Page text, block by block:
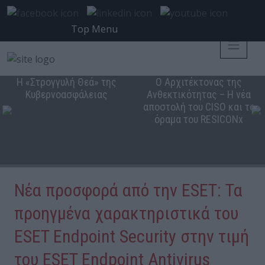
Top Menu
Η «Στρογγυλή Θεά» της
Κυβερνοασφάλειας
Ο Αρχιτέκτονας της
Ανθεκτικότητας – Η νέα
αποστολή του CISO και το
όραμα του RESICONx
Νέα προσφορά από την ESET: Τα
προηγμένα χαρακτηριστικά του
ESET Endpoint Security στην τιμή
του ESET Endpoint Antivirus